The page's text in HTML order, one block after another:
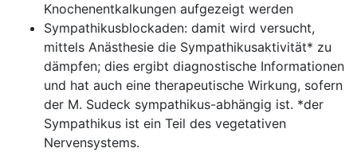
Knochenentkalkungen aufgezeigt werden
Sympathikusblockaden: damit wird versucht,
mittels Anästhesie die Sympathikusaktivität* zu
dämpfen; dies ergibt diagnostische Informationen
und hat auch eine therapeutische Wirkung, sofern
der M. Sudeck sympathikus-abhängig ist. *der
Sympathikus ist ein Teil des vegetativen
Nervensystems.